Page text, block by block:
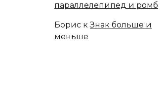
параллелепипед и ромб
Борис кЗнак больше и
меньше